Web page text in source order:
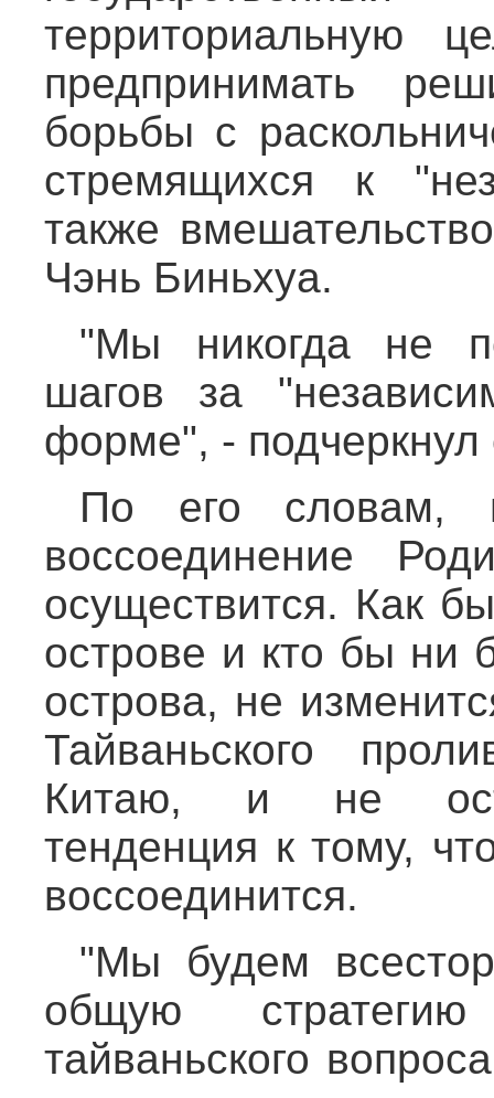
территориальную
предпринимать
борьбы с
стремящихся к
также
Чэнь Биньхуа.
"Мы никогда не
шагов за
форме", - подчеркнул
По его словам,
воссоединение
осуществится. Как
острове и кто бы ни
острова, не
Тайваньского
Китаю, и не
тенденция к тому,
воссоединится.
"Мы будем
общую
тайваньского